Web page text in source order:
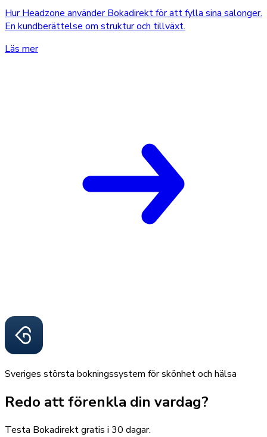
Hur Headzone använder Bokadirekt för att fylla sina salonger.
En kundberättelse om struktur och tillväxt.
Läs mer
Sveriges största bokningssystem för skönhet och hälsa
Redo att förenkla din vardag?
Testa Bokadirekt gratis i 30 dagar.